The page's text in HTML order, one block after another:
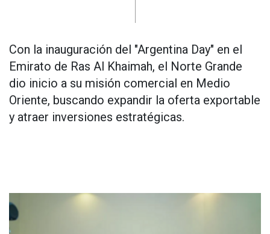
Con la inauguración del "Argentina Day" en el
Emirato de Ras Al Khaimah, el Norte Grande
dio inicio a su misión comercial en Medio
Oriente, buscando expandir la oferta exportable
y atraer inversiones estratégicas.